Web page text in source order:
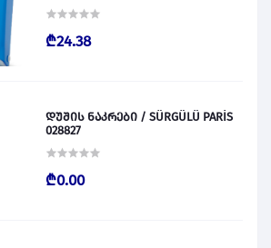
₾24.38
დუშის ნაკრები / SÜRGÜLÜ PARİS
028827
₾0.00